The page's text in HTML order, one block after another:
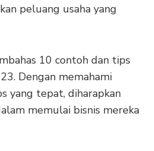
peluang usaha yang
10 contoh dan tips
Dengan memahami
yang tepat, diharapkan
memulai bisnis mereka